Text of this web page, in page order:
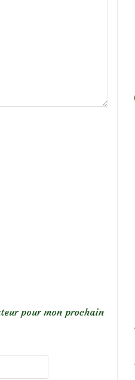
pour mon prochain